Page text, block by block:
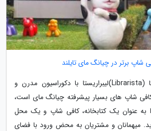
کافی شاپ لیبراریستا (Librarista)لیبراریستا با دکوراسیون مدرن و
شاپ های بسیار پیشرفته چیانگ مای است،
به عنوان یک کتابخانه، کافی شاپ و یک محل
میهمانان و مشتریان به محض ورود با فضای